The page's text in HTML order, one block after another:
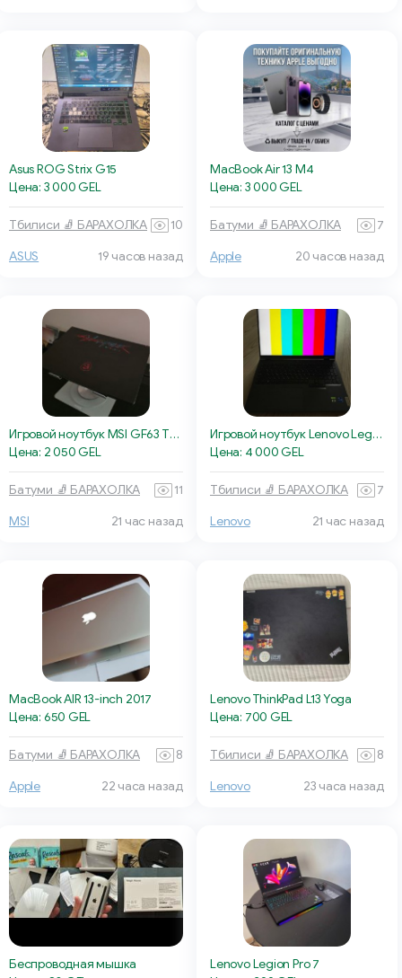
Asus ROG Strix G15
Цена: 3 000 GEL
Тбилиси 🧦 БАРАХОЛКА 10
ASUS 19 часов назад
MacBook Air 13 M4
Цена: 3 000 GEL
Батуми 🧦 БАРАХОЛКА 7
Apple 20 часов назад
Игровой ноутбук MSI GF63 Thin 10UC
Цена: 2 050 GEL
Батуми 🧦 БАРАХОЛКА 11
MSI 21 час назад
Игровой ноутбук Lenovo Legion 7 pro
Цена: 4 000 GEL
Тбилиси 🧦 БАРАХОЛКА 7
Lenovo 21 час назад
MacBook AIR 13-inch 2017
Цена: 650 GEL
Батуми 🧦 БАРАХОЛКА 8
Apple 22 часа назад
Lenovo ThinkPad L13 Yoga
Цена: 700 GEL
Тбилиси 🧦 БАРАХОЛКА 8
Lenovo 23 часа назад
Беспроводная мышка
Lenovo Legion Pro 7